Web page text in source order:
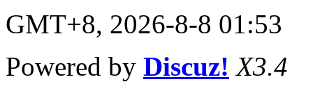
GMT+8, 2026-8-8 01:53
Powered by Discuz! X3.4